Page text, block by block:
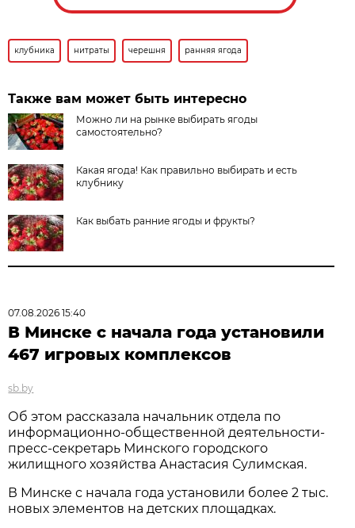
клубника нитраты черешня ранняя ягода
Также вам может быть интересно
Можно ли на рынке выбирать ягоды
самостоятельно?
Какая ягода! Как правильно выбирать и есть
клубнику
Как выбать ранние ягоды и фрукты?
07.08.2026 15:40
В Минске с начала года установили
467 игровых комплексов
sb.by
Об этом рассказала начальник отдела по
информационно-общественной деятельности-
пресс-секретарь Минского городского
жилищного хозяйства Анастасия Сулимская.
В Минске с начала года установили более 2 тыс.
новых элементов на детских площадках.